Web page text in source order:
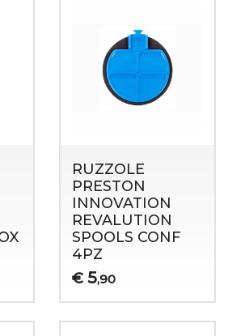
RUZZOLE
PRESTON
INNOVATION
REVALUTION
SPOOLS CONF
4PZ
€ 5,90